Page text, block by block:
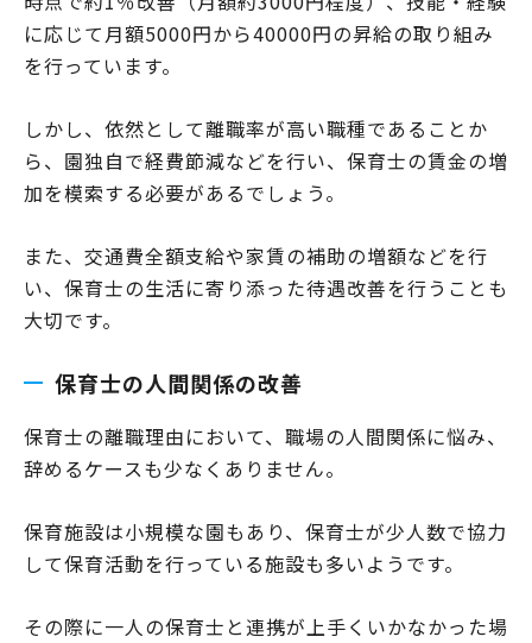
に応じて月額5000円から40000円の昇給の取り組み
を行っています。
しかし、依然として離職率が高い職種であることか
ら、園独自で経費節減などを行い、保育士の賃金の増
加を模索する必要があるでしょう。
また、交通費全額支給や家賃の補助の増額などを行
い、保育士の生活に寄り添った待遇改善を行うことも
大切です。
保育士の人間関係の改善
保育士の離職理由において、職場の人間関係に悩み、
辞めるケースも少なくありません。
保育施設は小規模な園もあり、保育士が少人数で協力
して保育活動を行っている施設も多いようです。
その際に一人の保育士と連携が上手くいかなかった場